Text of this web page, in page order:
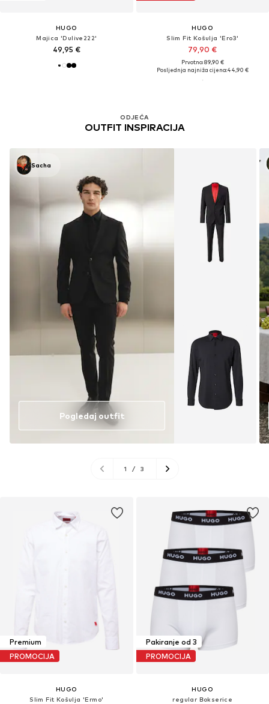
HUGO
Majica 'Dulive222'
49,95 €
ODJEĆA
OUTFIT INSPIRACIJA
Sacha
Pogledaj outfit
1 / 3
HUGO
Slim Fit Košulja 'Ero3'
79,90 €
Prvotno: 89,90 €
Posljednja najniža cijena:44,90 €
Premium
PROMOCIJA
HUGO
Slim Fit Košulja 'Ermo'
Pakiranje od 3
PROMOCIJA
HUGO
regular Bokserice